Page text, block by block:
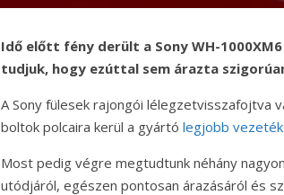
Idő előtt fény derült a Sony WH-
tudjuk, hogy ezúttal sem árazta
A Sony fülesek rajongói lélegzetvisszafojtva
boltok polcaira kerül a gyártó legjobb vezeték
Most pedig végre megtudtunk néhány
utódjáról, egészen pontosan árazásáról és